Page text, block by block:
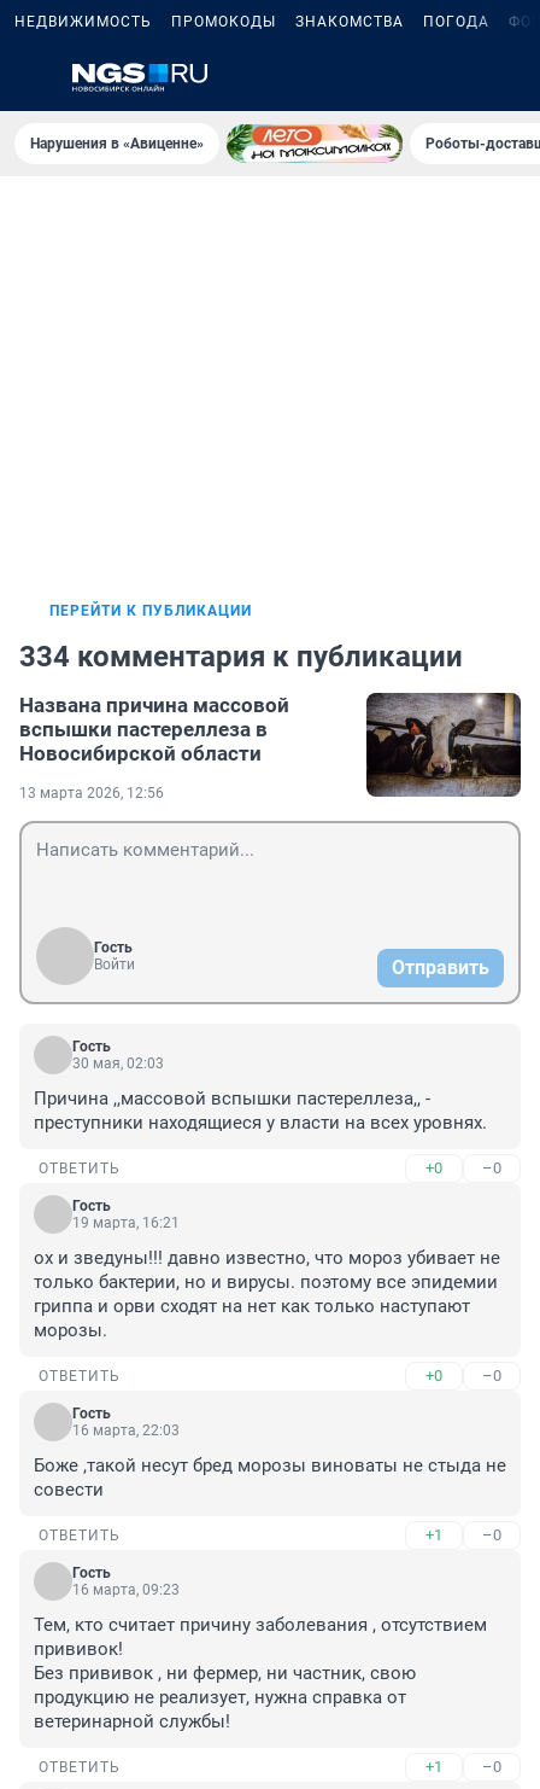
НЕДВИЖИМОСТЬ ПРОМОКОДЫ ЗНАКОМСТВА ПОГОДА
Нарушения в «Авиценне» Роботы-
ПЕРЕЙТИ К ПУБЛИКАЦИИ
334 комментария к публикации
Названа причина массовой
вспышки пастереллеза в
Новосибирской области
13 марта 2026, 12:56
Гость
Войти
Отправить
Гость
30 мая, 02:03
Причина ,,массовой вспышки пастереллеза,, -
преступники находящиеся у власти на всех уровнях.
ОТВЕТИТЬ +0 –0
Гость
19 марта, 16:21
ох и зведуны!!! давно известно, что мороз убивает не
только бактерии, но и вирусы. поэтому все эпидемии
гриппа и орви сходят на нет как только наступают
морозы.
ОТВЕТИТЬ +0 –0
Гость
16 марта, 22:03
Боже ,такой несут бред морозы виноваты не стыда не
совести
ОТВЕТИТЬ +1 –0
Гость
16 марта, 09:23
Тем, кто считает причину заболевания , отсутствием
прививок!
Без прививок , ни фермер, ни частник, свою
продукцию не реализует, нужна справка от
ветеринарной службы!
ОТВЕТИТЬ +1 –0